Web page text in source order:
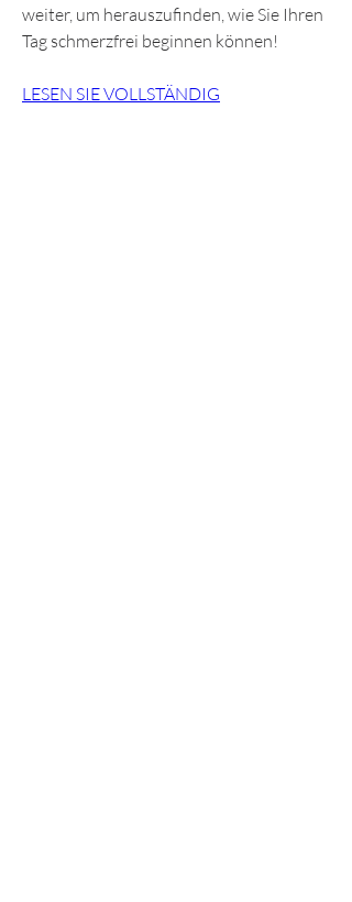
weiter, um herauszufinden, wie Sie Ihren
Tag schmerzfrei beginnen können!
LESEN SIE VOLLSTÄNDIG